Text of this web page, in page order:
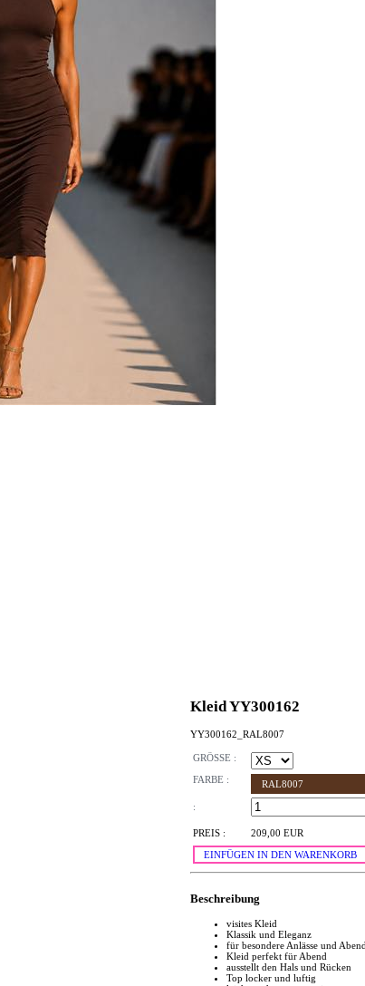
Kleid YY300162
YY300162_RAL8007
GRÖSSE :
FARBE :
RAL8007
:
PREIS :
209,00 EUR
EINFÜGEN IN DEN WARENKORB
Beschreibung
visites Kleid
Klassik und Eleganz
für besondere Anlässe und
Kleid perfekt für Abend
ausstellt den Hals und Rücken
Top locker und luftig